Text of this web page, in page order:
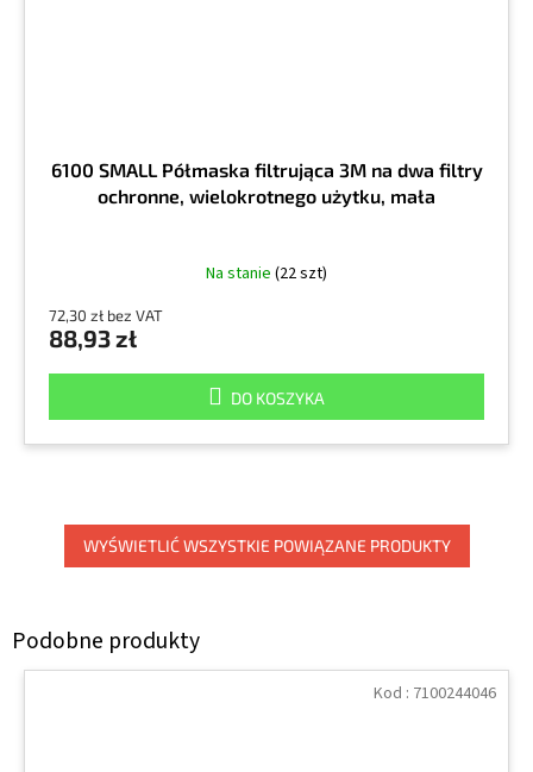
6100 SMALL Półmaska filtrująca 3M na dwa filtry
ochronne, wielokrotnego użytku, mała
Na stanie (22 szt)
72,30 zł bez VAT
88,93 zł
DO KOSZYKA
WYŚWIETLIĆ WSZYSTKIE POWIĄZANE PRODUKTY
Kod : 7100244046